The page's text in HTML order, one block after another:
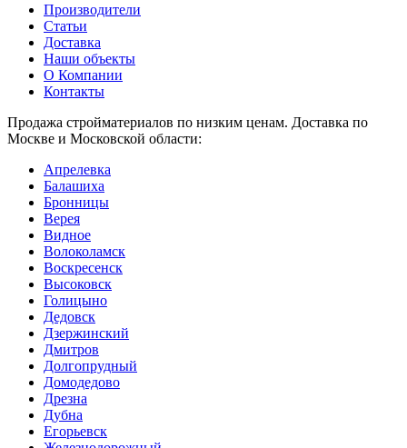
Производители
Статьи
Доставка
Наши объекты
О Компании
Контакты
Продажа стройматериалов по низким ценам. Доставка по
Москве и Московской области:
Апрелевка
Балашиха
Бронницы
Верея
Видное
Волоколамск
Воскресенск
Высоковск
Голицыно
Дедовск
Дзержинский
Дмитров
Долгопрудный
Домодедово
Дрезна
Дубна
Егорьевск